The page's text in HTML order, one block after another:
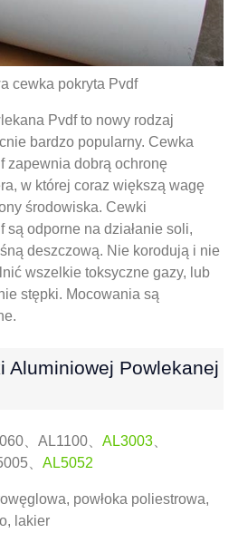
cewka pokryta Pvdf
Pvdf to nowy rodzaj
bardzo popularny. Cewka
zapewnia dobrą ochronę
w której coraz większą wagę
środowiska. Cewki
odporne na działanie soli,
deszczową. Nie korodują i nie
wszelkie toksyczne gazy, lub
stępki. Mocowania są
Aluminiowej Powlekanej
、AL1100、 AL3003
、 AL5052
powłoka poliestrowa,
lakier